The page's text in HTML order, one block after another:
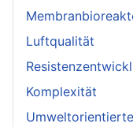
Luftqualität
Komplexität